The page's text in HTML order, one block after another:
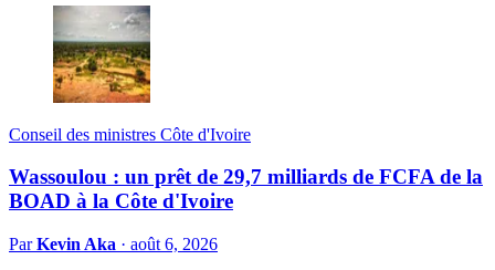
Conseil des ministres Côte d'Ivoire
Wassoulou : un prêt de 29,7 milliards de FCFA de la
BOAD à la Côte d'Ivoire
ParKevin Aka · août 6, 2026